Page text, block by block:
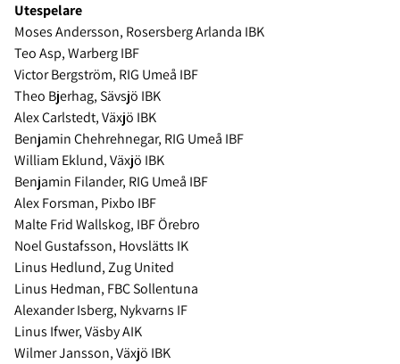
Utespelare
Moses Andersson, Rosersberg Arlanda IBK
Teo Asp, Warberg IBF
Victor Bergström, RIG Umeå IBF
Theo Bjerhag, Sävsjö IBK
Alex Carlstedt, Växjö IBK
Benjamin Chehrehnegar, RIG Umeå IBF
William Eklund, Växjö IBK
Benjamin Filander, RIG Umeå IBF
Alex Forsman, Pixbo IBF
Malte Frid Wallskog, IBF Örebro
Noel Gustafsson, Hovslätts IK
Linus Hedlund, Zug United
Linus Hedman, FBC Sollentuna
Alexander Isberg, Nykvarns IF
Linus Ifwer, Väsby AIK
Wilmer Jansson, Växjö IBK